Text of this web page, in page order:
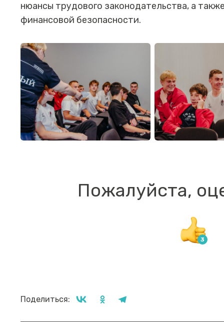
нюансы трудового законодательства, а
финансовой безопасности.
Пожалуйста,
Поделиться: